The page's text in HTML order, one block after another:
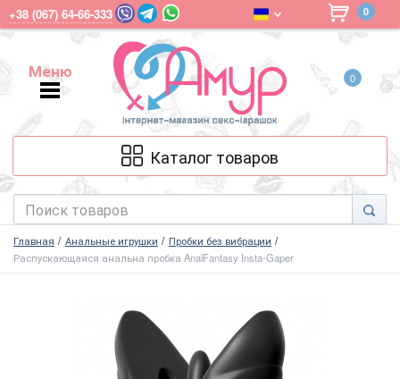
+38 (067) 64-66-333 0
Меню
Меню
0
Каталог товаров
Главная Анальные игрушки
Пробки без вибрации
Распускающаяся анальна пробка AnalFantasy Insta-Gaper